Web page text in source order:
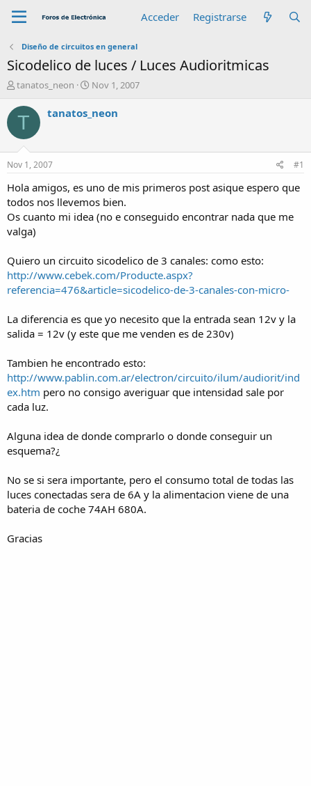
Acceder Registrarse
Diseño de circuitos en general
Sicodelico de luces / Luces Audioritmicas
A
t
r
tanatos_neon
F
c
h
n
c
i
Nov 1, 2007
T tanatos_neon
Nov 1, 2007 #1
Hola amigos, es uno de mis primeros post asique espero que
todos nos llevemos bien.
Os cuanto mi idea (no e conseguido encontrar nada que me
valga)
Quiero un circuito sicodelico de 3 canales: como esto:
http://www.cebek.com/Producte.aspx?
referencia=476&article=sicodelico-de-3-canales-con-micro-
La diferencia es que yo necesito que la entrada sean 12v y la
salida = 12v (y este que me venden es de 230v)
Tambien he encontrado esto:
http://www.pablin.com.ar/electron/circuito/ilum/audiorit/ind
ex.htm pero no consigo averiguar que intensidad sale por
cada luz.
Alguna idea de donde comprarlo o donde conseguir un
esquema?¿
No se si sera importante, pero el consumo total de todas las
luces conectadas sera de 6A y la alimentacion viene de una
bateria de coche 74AH 680A.
Gracias